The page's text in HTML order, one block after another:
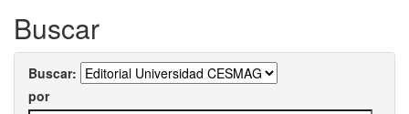
Buscar
Buscar:
por